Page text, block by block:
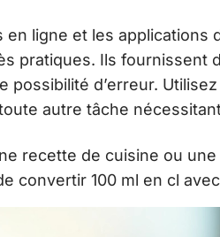
en ligne et les
pratiques. Ils fournissent
possibilité d’erreur.
autre tâche
recette de cuisine ou
convertir 100 ml en cl